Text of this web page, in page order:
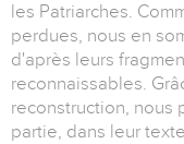
les Patriarches.
perdues, nous en
d'après leurs
reconnaissables.
reconstruction, nous
partie, dans leur